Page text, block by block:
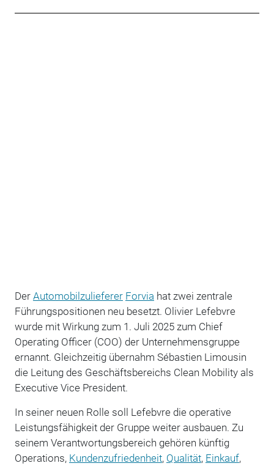
Der Automobilzulieferer Forvia hat zwei zentrale
Führungspositionen neu besetzt. Olivier Lefebvre
wurde mit Wirkung zum 1. Juli 2025 zum Chief
Operating Officer (COO) der Unternehmensgruppe
ernannt. Gleichzeitig übernahm Sébastien Limousin
die Leitung des Geschäftsbereichs Clean Mobility als
Executive Vice President.
In seiner neuen Rolle soll Lefebvre die operative
Leistungsfähigkeit der Gruppe weiter ausbauen. Zu
seinem Verantwortungsbereich gehören künftig
Operations, Kundenzufriedenheit, Qualität, Einkauf,